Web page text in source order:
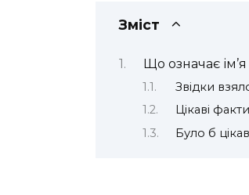
Зміст
Що означає
Звідки
Цікаві
Було б